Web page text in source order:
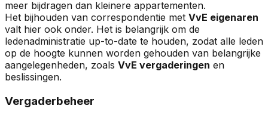
meer bijdragen dan kleinere appartementen.
Het bijhouden van correspondentie met VvE eigenaren
valt hier ook onder. Het is belangrijk om de
ledenadministratie up-to-date te houden, zodat alle leden
op de hoogte kunnen worden gehouden van belangrijke
aangelegenheden, zoals VvE vergaderingen en
beslissingen.
Vergaderbeheer